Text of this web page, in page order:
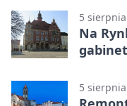
5
Na
5